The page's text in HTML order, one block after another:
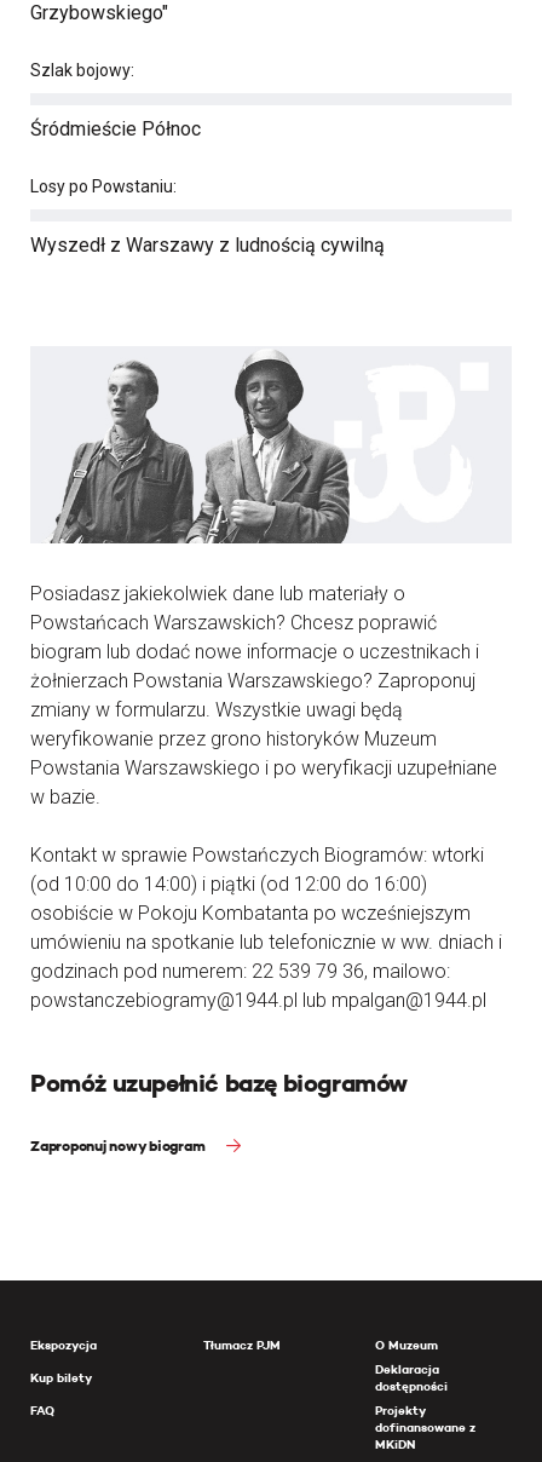
Grzybowskiego"
Szlak bojowy:
Śródmieście Północ
Losy po Powstaniu:
Wyszedł z Warszawy z ludnością cywilną
Posiadasz jakiekolwiek dane lub materiały o
Powstańcach Warszawskich? Chcesz poprawić
biogram lub dodać nowe informacje o uczestnikach i
żołnierzach Powstania Warszawskiego? Zaproponuj
zmiany w formularzu. Wszystkie uwagi będą
weryfikowanie przez grono historyków Muzeum
Powstania Warszawskiego i po weryfikacji uzupełniane
w bazie.
Kontakt w sprawie Powstańczych Biogramów: wtorki
(od 10:00 do 14:00) i piątki (od 12:00 do 16:00)
osobiście w Pokoju Kombatanta po wcześniejszym
umówieniu na spotkanie lub telefonicznie w ww. dniach i
godzinach pod numerem: 22 539 79 36, mailowo:
powstanczebiogramy@1944.pl lub mpalgan@1944.pl
Pomóż uzupełnić bazę biogramów
Zaproponuj nowy biogram
Ekspozycja
Kup bilety
FAQ
Tłumacz PJM
O Muzeum
Deklaracja
dostępności
Projekty
dofinansowane z
MKiDN